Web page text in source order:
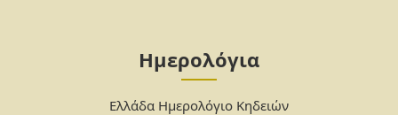
Ημερολόγια
Ελλάδα Ημερολόγιο Κηδειών